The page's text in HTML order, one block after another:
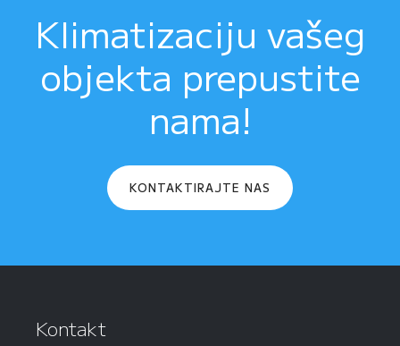
Klimatizaciju vašeg
objekta prepustite
nama!
KONTAKTIRAJTE NAS
Kontakt